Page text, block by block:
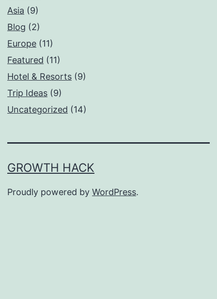
Asia (9)
Blog (2)
Europe (11)
Featured (11)
Hotel & Resorts (9)
Trip Ideas (9)
Uncategorized (14)
GROWTH HACK
Proudly powered by WordPress.